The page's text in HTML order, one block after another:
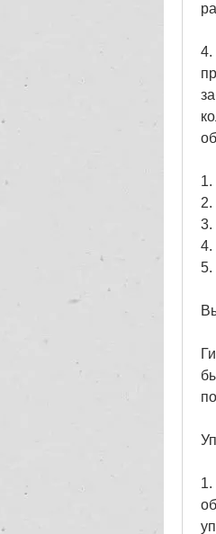
4.
1.
2.
3.
4.
5.